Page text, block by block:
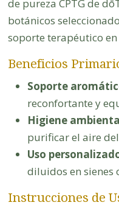
de pureza CPTG de
botánicos
soporte terapéutico
Beneficios
Soporte
reconfortante y
Higiene
purificar el aire
Uso
diluidos en sienes
Instrucciones de